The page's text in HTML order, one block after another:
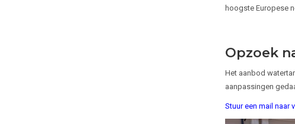
hoogste Europese
Opzoek
Het aanbod
aanpassingen
Stuur een mail naar